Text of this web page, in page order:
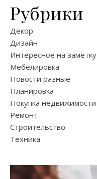
Рубрики
Декор
Дизайн
Интересное на заметку
Мебелировка
Новости разные
Планировка
Покупка недвижимости
Ремонт
Строительство
Техника